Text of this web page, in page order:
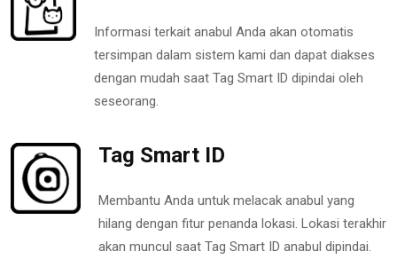
Informasi terkait anabul Anda akan otomatis
tersimpan dalam sistem kami dan dapat diakses
dengan mudah saat Tag Smart ID dipindai oleh
seseorang.
Tag Smart ID
Membantu Anda untuk melacak anabul yang
hilang dengan fitur penanda lokasi. Lokasi terakhir
akan muncul saat Tag Smart ID anabul dipindai.